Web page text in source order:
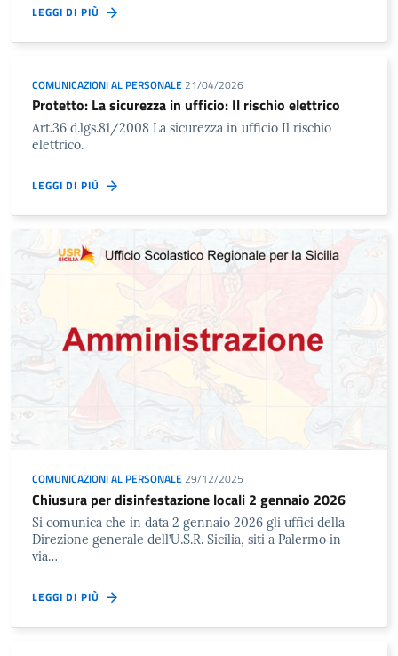
LEGGI DI PIÙ
COMUNICAZIONI AL PERSONALE 21/04/2026
Protetto: La sicurezza in ufficio: Il rischio elettrico
Art.36 d.lgs.81/2008 La sicurezza in ufficio Il rischio
elettrico.
LEGGI DI PIÙ
COMUNICAZIONI AL PERSONALE 29/12/2025
Chiusura per disinfestazione locali 2 gennaio 2026
Si comunica che in data 2 gennaio 2026 gli uffici della
Direzione generale dell’U.S.R. Sicilia, siti a Palermo in
via…
LEGGI DI PIÙ